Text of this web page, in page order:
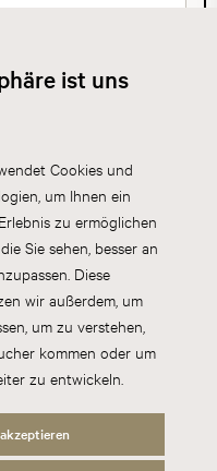
ist uns
Cookies und
um Ihnen ein
zu ermöglichen
Sie sehen, besser an
Diese
wir außerdem, um
um zu verstehen,
kommen oder um
zu entwickeln.
Cookies